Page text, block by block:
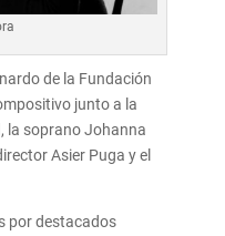
de la Fundación
junto a la
la soprano Johanna
Asier Puga y el
por destacados